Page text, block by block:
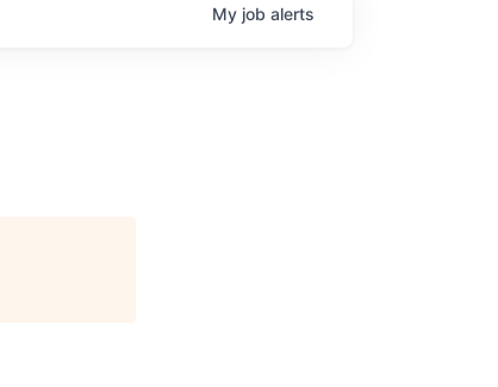
My job alerts